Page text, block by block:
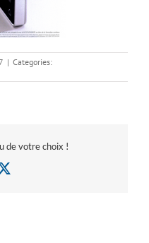
| Categories:
de votre choix !